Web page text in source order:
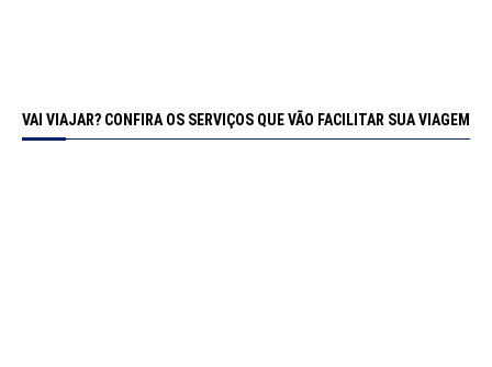
VAI VIAJAR? CONFIRA OS SERVIÇOS QUE VÃO FACILITAR SUA VIAGEM